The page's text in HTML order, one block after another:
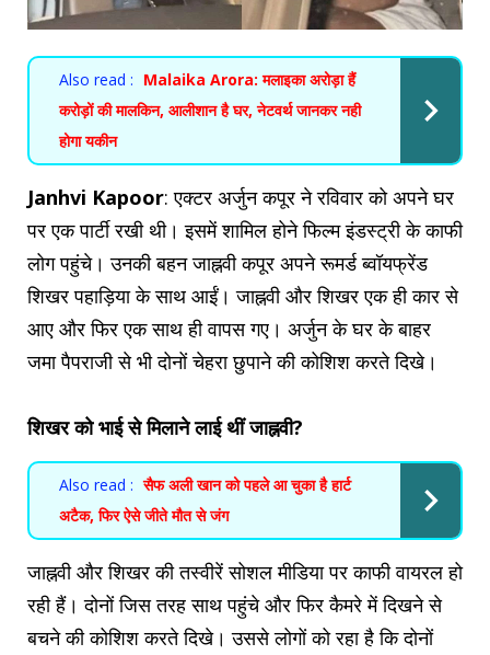
Also read : Malaika Arora: मलाइका अरोड़ा हैं
करोड़ों की मालकिन, आलीशान है घर, नेटवर्थ जानकर नही
होगा यकीन
Janhvi Kapoor: एक्टर अर्जुन कपूर ने रविवार को अपने घर
पर एक पार्टी रखी थी। इसमें शामिल होने फिल्म इंडस्ट्री के काफी
लोग पहुंचे। उनकी बहन जाह्नवी कपूर अपने रूमर्ड ब्वॉयफ्रेंड
शिखर पहाड़िया के साथ आईं। जाह्नवी और शिखर एक ही कार से
आए और फिर एक साथ ही वापस गए। अर्जुन के घर के बाहर
जमा पैपराजी से भी दोनों चेहरा छुपाने की कोशिश करते दिखे।
शिखर को भाई से मिलाने लाई थीं जाह्नवी?
Also read : सैफ अली खान को पहले आ चुका है हार्ट
अटैक, फिर ऐसे जीते मौत से जंग
जाह्नवी और शिखर की तस्वीरें सोशल मीडिया पर काफी वायरल हो
रही हैं। दोनों जिस तरह साथ पहुंचे और फिर कैमरे में दिखने से
बचने की कोशिश करते दिखे। उससे लोगों को रहा है कि दोनों